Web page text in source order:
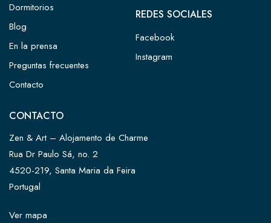
Dormitorios
Blog
En la prensa
Preguntas frecuentes
Contacto
REDES SOCIALES
Facebook
Instagram
CONTACTO
Zen & Art – Alojamento de Charme
Rua Dr Paulo Sá, no. 2
4520-219, Santa Maria da Feira
Portugal
Ver mapa